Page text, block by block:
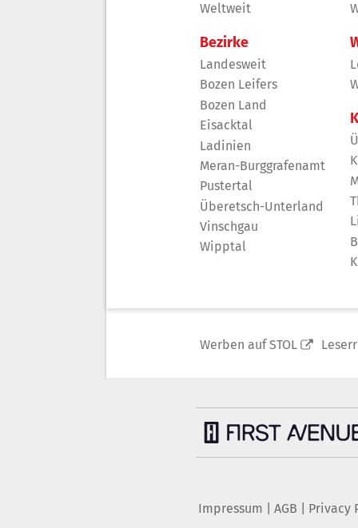
Weltweit
Bezirke
Landesweit
Bozen Leifers
Bozen Land
Eisacktal
Ladinien
Meran-Burggrafenamt
Pustertal
Überetsch-Unterland
Vinschgau
Wipptal
Werben auf STOL
Impressum AGB Privacy